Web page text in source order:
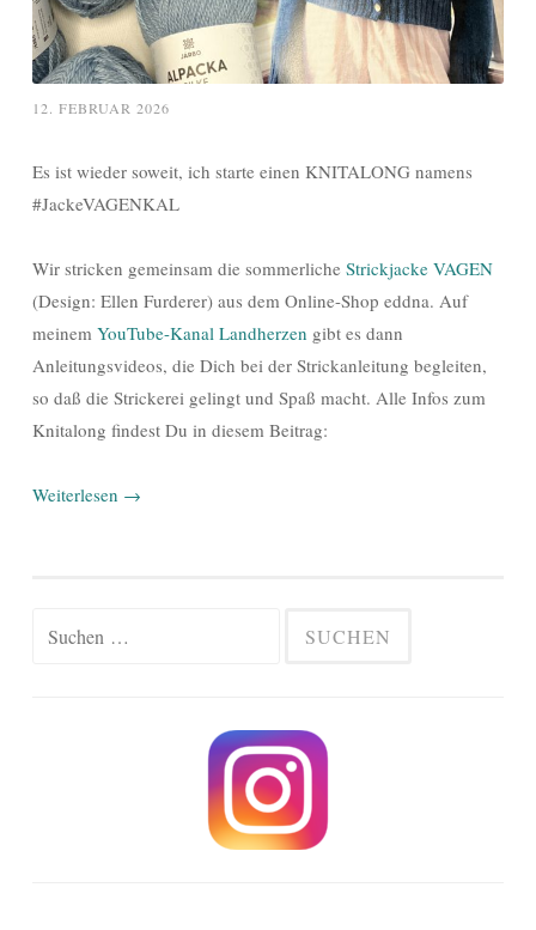
12. FEBRUAR 2026
Es ist wieder soweit, ich starte einen KNITALONG namens
#JackeVAGENKAL
Wir stricken gemeinsam die sommerliche Strickjacke VAGEN
(Design: Ellen Furderer) aus dem Online-Shop eddna. Auf
meinem YouTube-Kanal Landherzen gibt es dann
Anleitungsvideos, die Dich bei der Strickanleitung begleiten,
so daß die Strickerei gelingt und Spaß macht. Alle Infos zum
Knitalong findest Du in diesem Beitrag:
Weiterlesen →
Suchen